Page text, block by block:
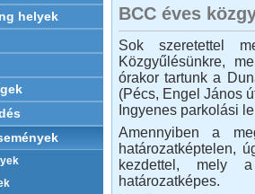
helyek
BCC éves
Sok szeretettel
Közgyűlésünkre,
órakor tartunk a
(Pécs, Engel János
Ingyenes parkolási
Amennyiben a
határozatképtelen,
kezdettel, mely a
határozatképes.